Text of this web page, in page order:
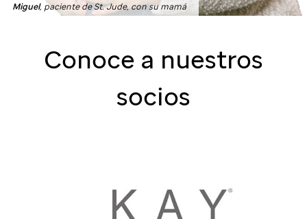
Miguel, paciente de St. Jude, con su mamá
Conoce a nuestros
socios